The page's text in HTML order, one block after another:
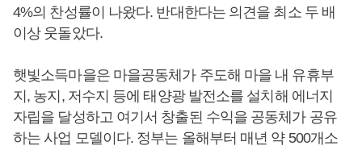
4%의 찬성률이 나왔다. 반대한다는 의견을 최소 두 배
이상 웃돌았다.
햇빛소득마을은 마을공동체가 주도해 마을 내 유휴부
지, 농지, 저수지 등에 태양광 발전소를 설치해 에너지
자립을 달성하고 여기서 창출된 수익을 공동체가 공유
하는 사업 모델이다. 정부는 올해부터 매년 약 500개소